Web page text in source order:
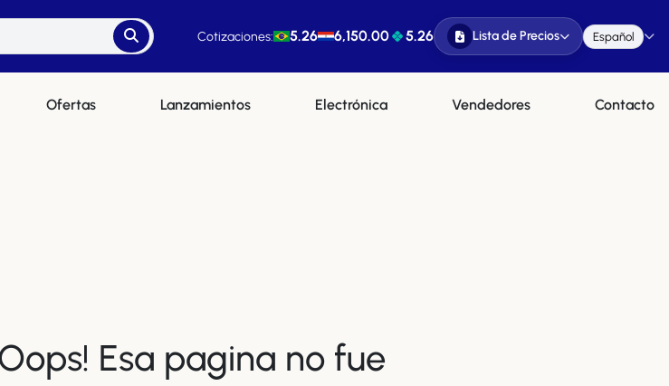
Cotizaciones: 5.26 6,150.00 5.26 Lista de Precios Español
Ofertas Lanzamientos Electrónica Vendedores Contacto
Esa pagina no fue